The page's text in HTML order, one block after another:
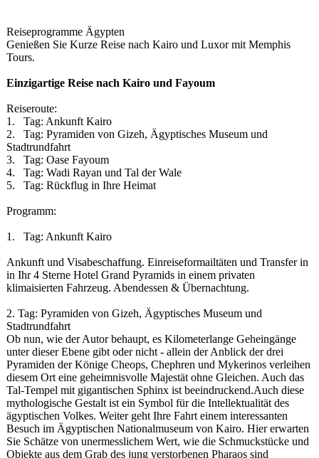
Reiseprogramme Ägypten
Genießen Sie Kurze Reise nach Kairo und Luxor mit Memphis
Tours.
Einzigartige Reise nach Kairo und Fayoum
Reiseroute:
1. Tag: Ankunft Kairo
2. Tag: Pyramiden von Gizeh, Ägyptisches Museum und
Stadtrundfahrt
3. Tag: Oase Fayoum
4. Tag: Wadi Rayan und Tal der Wale
5. Tag: Rückflug in Ihre Heimat
Programm:
1. Tag: Ankunft Kairo
Ankunft und Visabeschaffung. Einreiseformailtäten und Transfer in
in Ihr 4 Sterne Hotel Grand Pyramids in einem privaten
klimaisierten Fahrzeug. Abendessen & Übernachtung.
2. Tag: Pyramiden von Gizeh, Ägyptisches Museum und
Stadtrundfahrt
Ob nun, wie der Autor behaupt, es Kilometerlange Geheingänge
unter dieser Ebene gibt oder nicht - allein der Anblick der drei
Pyramiden der Könige Cheops, Chephren und Mykerinos verleihen
diesem Ort eine geheimnisvolle Majestät ohne Gleichen. Auch das
Tal-Tempel mit gigantischen Sphinx ist beeindruckend.Auch diese
mythologische Gestalt ist ein Symbol für die Intellektualität des
ägyptischen Volkes. Weiter geht Ihre Fahrt einem interessanten
Besuch im Ägyptischen Nationalmuseum von Kairo. Hier erwarten
Sie Schätze von unermesslichem Wert, wie die Schmuckstücke und
Objekte aus dem Grab des jung verstorbenen Pharaos sind